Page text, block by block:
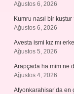
Ağustos 6, 2026
Kumru nasıl bir kuştur
Ağustos 6, 2026
Avesta ismi kız mı
Ağustos 5, 2026
Arapçada ha mim ne
Ağustos 4, 2026
Afyonkarahisar’da en